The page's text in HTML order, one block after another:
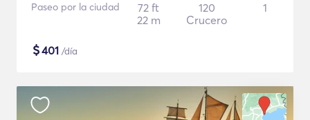
Paseo por la ciudad
72 ft
22 m
120
Crucero
1
$401 /día